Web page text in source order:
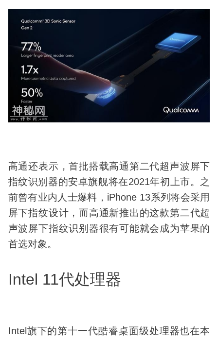
高通还表示，首批搭载高通第二代超声波屏下
指纹识别器的安卓旗舰将在2021年初上市。之
前曾有业内人士爆料，iPhone 13系列将会采用
屏下指纹设计，而高通新推出的这款第二代超
声波屏下指纹识别器很有可能就会成为苹果的
首选对象。
Intel 11代处理器
Intel旗下的第十一代酷睿桌面级处理器也在本